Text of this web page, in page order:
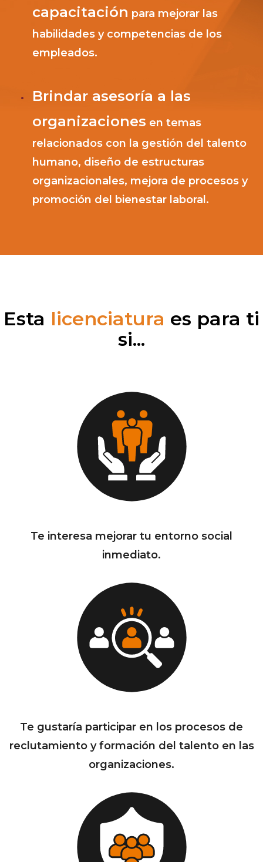
capacitación para mejorar las
habilidades y competencias de los
empleados.
Brindar asesoría a las
organizaciones en temas
relacionados con la gestión del talento
humano, diseño de estructuras
organizacionales, mejora de procesos y
promoción del bienestar laboral.
Esta licenciatura es para ti
si...
Te interesa mejorar tu entorno social
inmediato.
Te gustaría participar en los procesos de
reclutamiento y formación del talento en las
organizaciones.